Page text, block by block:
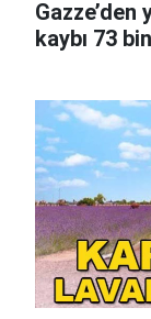
Gazze’den
kaybı 73